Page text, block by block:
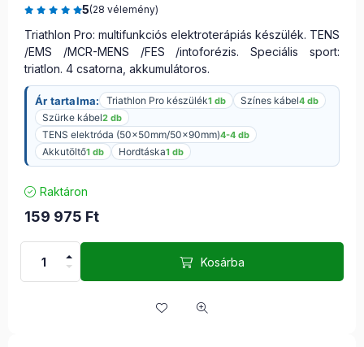
5(28 vélemény)
Triathlon Pro: multifunkciós elektroterápiás készülék. TENS
/EMS /MCR-MENS /FES /intoforézis. Speciális sport:
triatlon. 4 csatorna, akkumulátoros.
Ár tartalma: Triathlon Pro készülék1 db Színes kábel4 db
Szürke kábel2 db
TENS elektróda (50x50mm/50x90mm)4-4 db
Akkutöltő1 db Hordtáska1 db
Raktáron
159 975 Ft
Kosárba